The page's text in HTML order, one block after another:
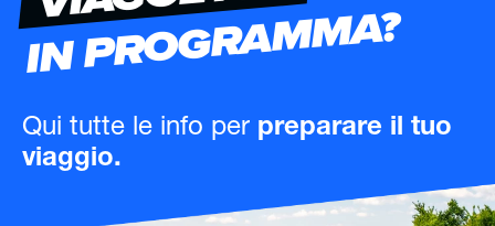
IN PROGRAMMA?
Qui tutte le info per preparare il tuo
viaggio.